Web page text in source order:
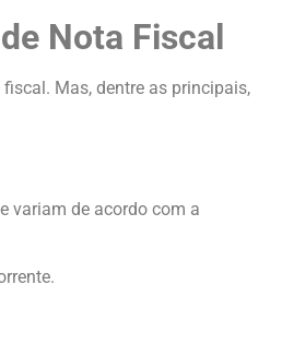
Nota Fiscal
Mas, dentre as principais,
variam de acordo com a